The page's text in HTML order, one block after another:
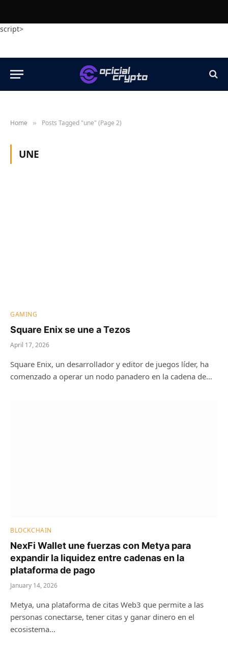
script>
Home » Posts Tagged "une" (Page 2)
UNE
GAMING
Square Enix se une a Tezos
April 17, 2026
Square Enix, un desarrollador y editor de juegos líder, ha
comenzado a operar un nodo panadero en la cadena de…
BLOCKCHAIN
NexFi Wallet une fuerzas con Metya para
expandir la liquidez entre cadenas en la
plataforma de pago
January 14, 2026
Metya, una plataforma de citas Web3 que permite a las
personas conectarse, tener citas y ganar dinero en el
ecosistema…